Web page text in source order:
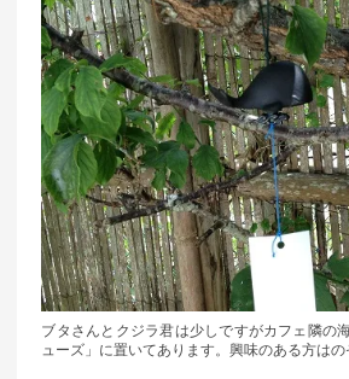
ブタさんとクジラ君は少しですがカフェ隣の
ューズ」に置いてあります。興味のある方はの